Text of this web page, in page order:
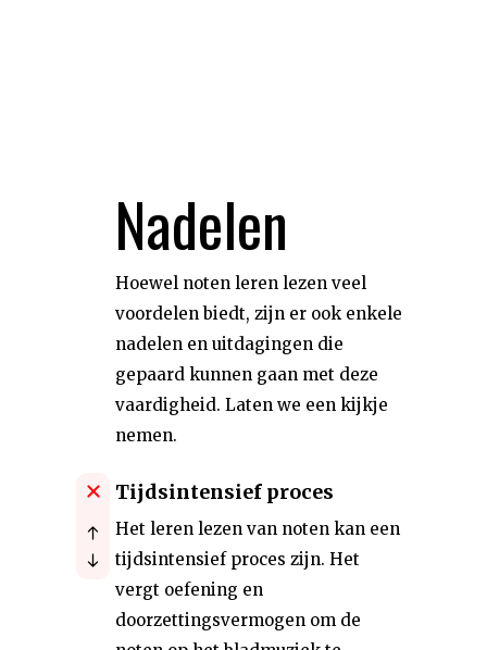
Nadelen
Hoewel noten leren lezen veel
voordelen biedt, zijn er ook enkele
nadelen en uitdagingen die
gepaard kunnen gaan met deze
vaardigheid. Laten we een kijkje
nemen.
Tijdsintensief proces
Het leren lezen van noten kan een
tijdsintensief proces zijn. Het
vergt oefening en
doorzettingsvermogen om de